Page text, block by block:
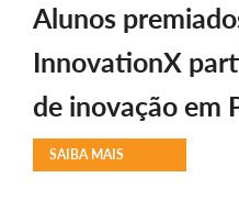
Alunos
InnovationX
de inovação em
SAIBA MAIS